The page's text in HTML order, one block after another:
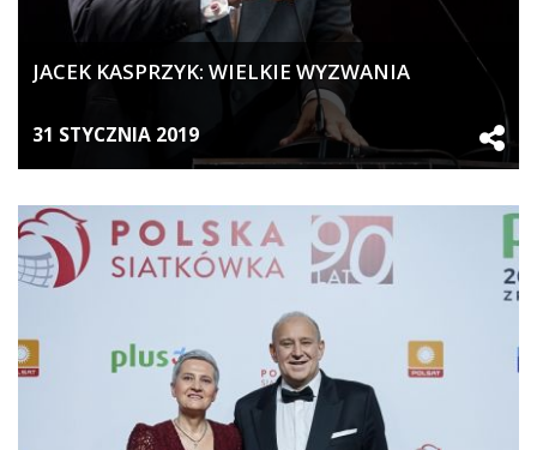
JACEK KASPRZYK: WIELKIE WYZWANIA
31 STYCZNIA 2019